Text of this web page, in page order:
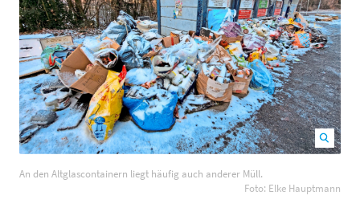
Müll. Foto: Elke Hauptmann 1200 800
An den Altglascontainern liegt häufig auch anderer Müll.
Foto: Elke Hauptmann